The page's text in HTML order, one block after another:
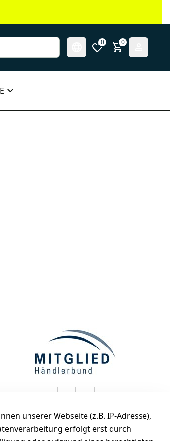
0 0
unserer Webseite (z.B. IP-Adresse),
erfolgt erst durch